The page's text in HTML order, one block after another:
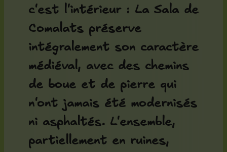
c'est l'intérieur : La Sala de
Comalats préserve
intégralement son caractère
médiéval, avec des chemins
de boue et de pierre qui
n'ont jamais été modernisés
ni asphaltés. L'ensemble,
partiellement en ruines,